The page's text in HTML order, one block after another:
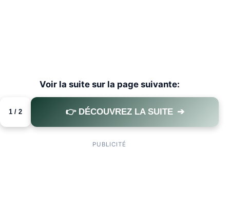
Voir la suite sur la page suivante:
1 / 2 👉 DÉCOUVREZ LA SUITE ➔
PAGE 1 OF 2
PUBLICITÉ